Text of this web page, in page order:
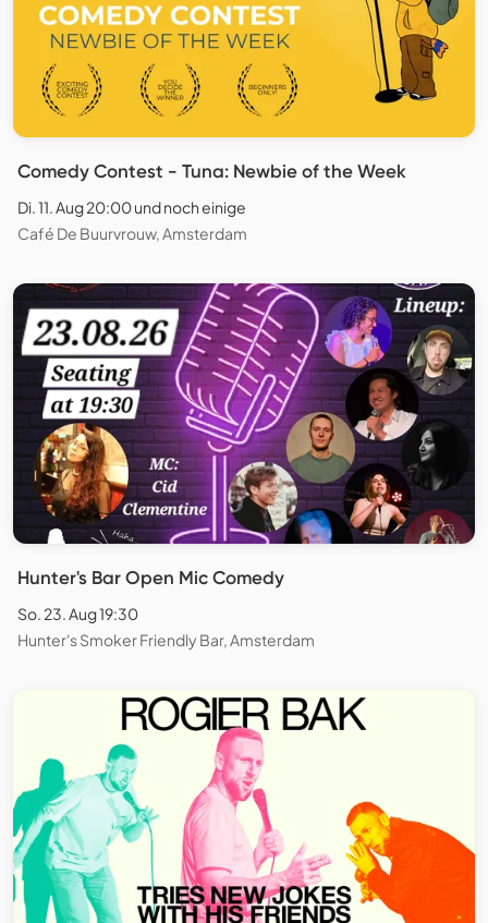
Comedy Contest - Tuna: Newbie of the Week
Di. 11. Aug 20:00 und noch einige
Café De Buurvrouw, Amsterdam
Hunter's Bar Open Mic Comedy
So. 23. Aug 19:30
Hunter's Smoker Friendly Bar, Amsterdam